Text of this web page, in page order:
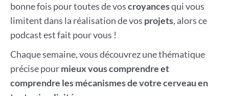
bonne fois pour toutes de voscroyancesqui vous
limitent dans la réalisation de vos projets, alors ce
podcast est fait pour vous !
Chaque semaine, vous découvrez une thématique
précise pourmieux vous comprendre et
comprendre les mécanismes de votre cerveau en